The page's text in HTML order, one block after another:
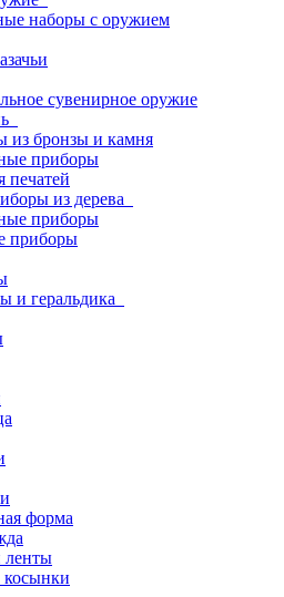
наборы с оружием
сувенирное оружие
из бронзы и камня
приборы
печатей
из дерева
приборы
приборы
и геральдика
форма